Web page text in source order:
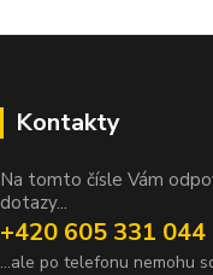
Kontakty
Na tomto čísle Vám
dotazy...
+420 605 331 044
...ale po telefonu nemohu